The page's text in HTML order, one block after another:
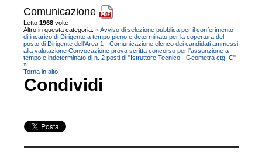
Comunicazione
Letto 1968 volte
Altro in questa categoria: « Avviso di selezione pubblica per il conferimento
di incarico di Dirigente a tempo pieno e determinato per la copertura del
posto di Dirigente dell'Area 1 - Comunicazione elenco dei candidati ammessi
alla valutazione Convocazione prova scritta concorso per l'assunzione a
tempo e indeterminato di n. 2 posti di "Istruttore Tecnico - Geometra ctg. C"
»
Torna in alto
Condividi